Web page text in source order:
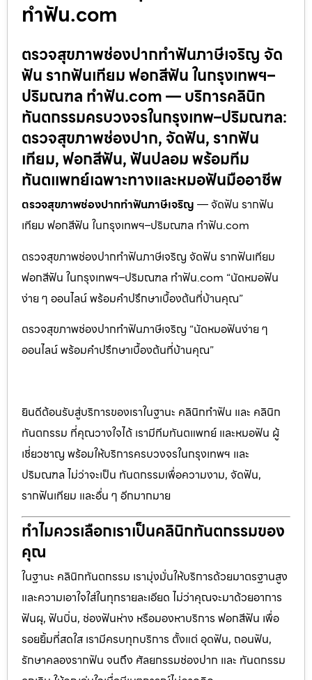
ทำฟัน.com
ตรวจสุขภาพช่องปากทำฟันภาษีเจริญ จัด
ฟัน รากฟันเทียม ฟอกสีฟัน ในกรุงเทพฯ–
ปริมณฑล ทำฟัน.com — บริการคลินิก
ทันตกรรมครบวงจรในกรุงเทพ–ปริมณฑล:
ตรวจสุขภาพช่องปาก, จัดฟัน, รากฟัน
เทียม, ฟอกสีฟัน, ฟันปลอม พร้อมทีม
ทันตแพทย์เฉพาะทางและหมอฟันมืออาชีพ
ตรวจสุขภาพช่องปากทำฟันภาษีเจริญ — จัดฟัน รากฟัน
เทียม ฟอกสีฟัน ในกรุงเทพฯ–ปริมณฑล ทำฟัน.com
ตรวจสุขภาพช่องปากทำฟันภาษีเจริญ จัดฟัน รากฟันเทียม
ฟอกสีฟัน ในกรุงเทพฯ–ปริมณฑล ทำฟัน.com “นัดหมอฟัน
ง่าย ๆ ออนไลน์ พร้อมคำปรึกษาเบื้องต้นที่บ้านคุณ”
ตรวจสุขภาพช่องปากทำฟันภาษีเจริญ “นัดหมอฟันง่าย ๆ
ออนไลน์ พร้อมคำปรึกษาเบื้องต้นที่บ้านคุณ”
ยินดีต้อนรับสู่บริการของเราในฐานะ คลินิกทำฟัน และ คลินิก
ทันตกรรม ที่คุณวางใจได้ เรามีทีมทันตแพทย์ และหมอฟัน ผู้
เชี่ยวชาญ พร้อมให้บริการครบวงจรในกรุงเทพฯ และ
ปริมณฑล ไม่ว่าจะเป็น ทันตกรรมเพื่อความงาม, จัดฟัน,
รากฟันเทียม และอื่น ๆ อีกมากมาย
ทำไมควรเลือกเราเป็นคลินิกทันตกรรมของ
คุณ
ในฐานะ คลินิกทันตกรรม เรามุ่งมั่นให้บริการด้วยมาตรฐานสูง
และความเอาใจใส่ในทุกรายละเอียด ไม่ว่าคุณจะมาด้วยอาการ
ฟันผุ, ฟันบิ่น, ช่องฟันห่าง หรือมองหาบริการ ฟอกสีฟัน เพื่อ
รอยยิ้มที่สดใส เรามีครบทุกบริการ ตั้งแต่ อุดฟัน, ถอนฟัน,
รักษาคลองรากฟัน จนถึง ศัลยกรรมช่องปาก และ ทันตกรรม